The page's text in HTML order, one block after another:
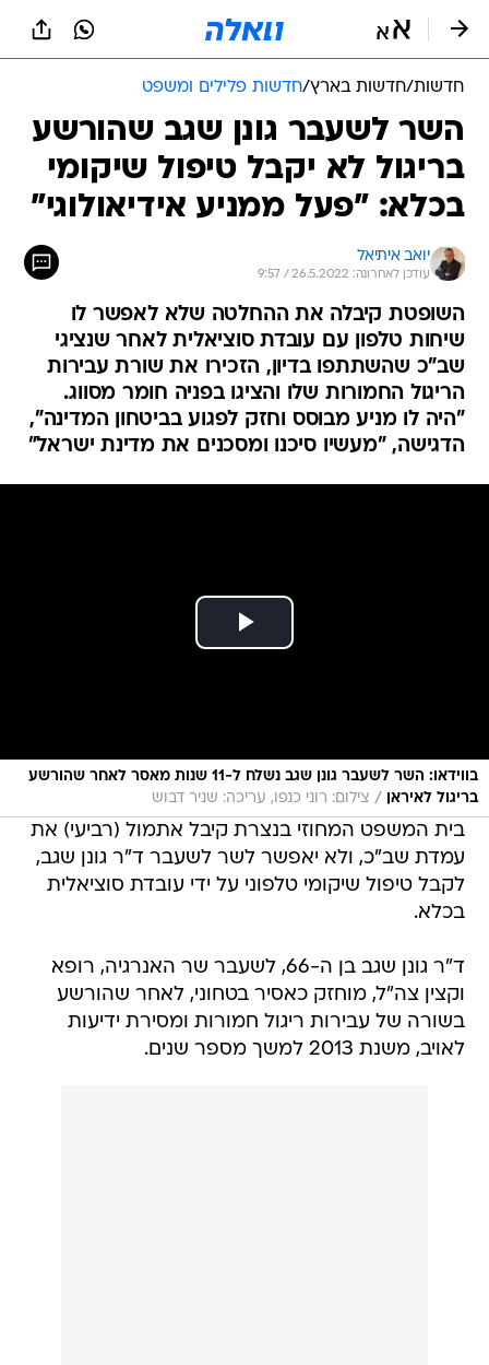
חדשות/חדשות בארץ/חדשות פלילים ומשפט
השר לשעבר גונן שגב שהורשע
בריגול לא יקבל טיפול שיקומי
בכלא: "פעל ממניע אידיאולוגי"
יואב איתיאל
עודכן לאחרונה: 26.5.2022 / 9:57
השופטת קיבלה את ההחלטה שלא לאפשר לו
שיחות טלפון עם עובדת סוציאלית לאחר שנציגי
שב"כ שהשתתפו בדיון, הזכירו את שורת עבירות
הריגול החמורות שלו והציגו בפניה חומר מסווג.
"היה לו מניע מבוסס וחזק לפגוע בביטחון המדינה",
הדגישה, "מעשיו סיכנו ומסכנים את מדינת ישראל"
בווידאו: השר לשעבר גונן שגב נשלח ל-11 שנות מאסר לאחר שהורשע
בריגול לאיראן
/ צילום: רוני כנפו, עריכה: שניר דבוש
בית המשפט המחוזי בנצרת קיבל אתמול (רביעי) את
עמדת שב"כ, ולא יאפשר לשר לשעבר ד"ר גונן שגב,
לקבל טיפול שיקומי טלפוני על ידי עובדת סוציאלית
בכלא.
ד"ר גונן שגב בן ה-66, לשעבר שר האנרגיה, רופא
וקצין צה"ל, מוחזק כאסיר בטחוני, לאחר שהורשע
בשורה של עבירות ריגול חמורות ומסירת ידיעות
לאויב, משנת 2013 למשך מספר שנים.